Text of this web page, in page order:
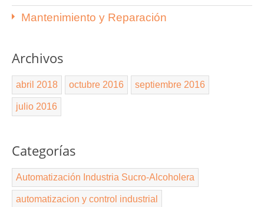
Mantenimiento y Reparación
Archivos
abril 2018 octubre 2016 septiembre 2016
julio 2016
Categorías
Automatización Industria Sucro-Alcoholera
automatizacion y control industrial